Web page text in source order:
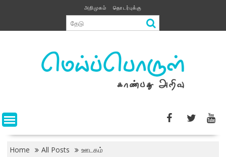
content
அறிமுகம் தொடர்புக்கு
Home All Posts ஊடகம்